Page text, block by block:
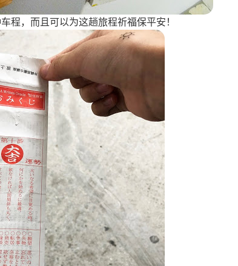
程，而且可以为这趟旅程祈福保平安！